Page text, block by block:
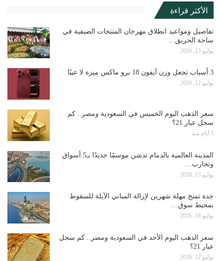
الأكثر قراءة
تفاصيل ومواعيد انطلاق مهرجان المنتجات الصيفية في
ساحة الحريق…
يوليو 23, 2026
3 أسباب تجعل وزن آيفون 18 برو ماكس ميزة لا عيبًا
يوليو 12, 2026
سعر الذهب اليوم الخميس في السعودية ومصر.. كم
سجل عيار 21؟
3 أيام منذ
المدينة العالمية بالدمام تدشن موسمًا جديدًا بـ5 أسواق
وتجارب…
يوليو 13, 2026
جدة تمنح مهلة شهرين لإزالة المباني الآيلة للسقوط
بمحيط سوق…
يوليو 18, 2026
سعر الذهب اليوم الأحد في السعودية ومصر.. كم سجل
عيار 21؟
يوليو 12, 2026